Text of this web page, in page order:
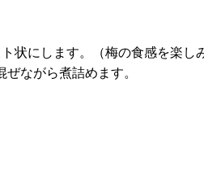
にします。（梅の食感を楽し
ながら煮詰めます。